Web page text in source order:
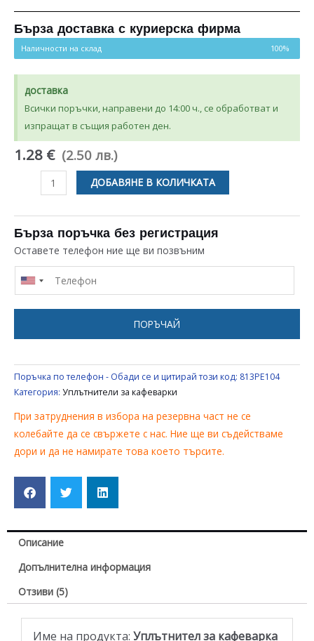
4.80от 5,
на
потребителски
оценки
Бърза доставка с куриерска фирма
Наличности на склад 100%
доставка
Всички поръчки, направени до 14:00 ч., се обработват и
изпращат в същия работен ден.
1.28 € (2.50 лв.)
количество
УПЛЪТНИТЕЛ
ЗА
КАФЕВАРКА
ЗА
ДОБАВЯНЕ В КОЛИЧКАТА
Бърза поръчка без регистрация
Оставете телефон ние ще ви позвъним
ПОРЪЧАЙ
Поръчка по телефон - Обади се и цитирай този код: 813PE104
Категория: Уплътнители за кафеварки
При затруднения в избора на резервна част не се
колебайте да се свържете с нас. Ние ще ви съдействаме
дори и да не намирате това което търсите.
Описание
Допълнителна информация
Отзиви (5)
Име на продукта: Уплътнител за кафеварка